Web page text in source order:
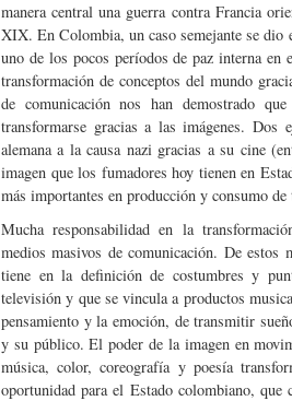
manera central una guerra contra Francia
XIX. En Colombia, un caso semejante se
uno de los pocos períodos de paz interna
transformación de conceptos del mundo
de comunicación nos han demostrado
transformarse gracias a las imágenes.
alemana a la causa nazi gracias a su cine
imagen que los fumadores hoy tienen en
más importantes en producción y consumo de
Mucha responsabilidad en la
medios masivos de comunicación. De
tiene en la definición de costumbres y
televisión y que se vincula a productos
pensamiento y la emoción, de transmitir
y su público. El poder de la imagen en
música, color, coreografía y poesía
oportunidad para el Estado colombiano, que